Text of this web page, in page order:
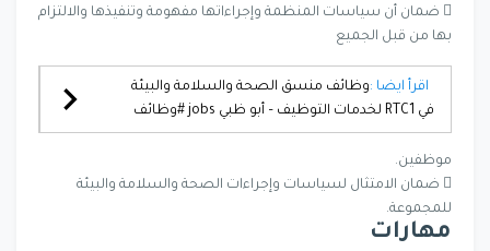
 ضمان أن سياسات المنظمة وإجراءاتها مفهومة وتنفيذها والالتزام
بها من قبل الجميع
اقرأ ايضا :وظائف منسق الصحة والسلامة والبيئة
في RTC1 لخدمات التوظيف – أبو ظبي jobs #وظائف
موظفين.
 ضمان الامتثال لسياسات وإجراءات الصحة والسلامة والبيئة
للمجموعة.
مهارات